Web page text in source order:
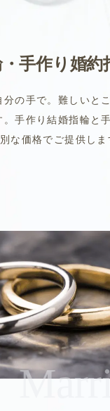
手作り婚約
の手で。難しいと
手作り結婚指輪と
な価格でご提供しま